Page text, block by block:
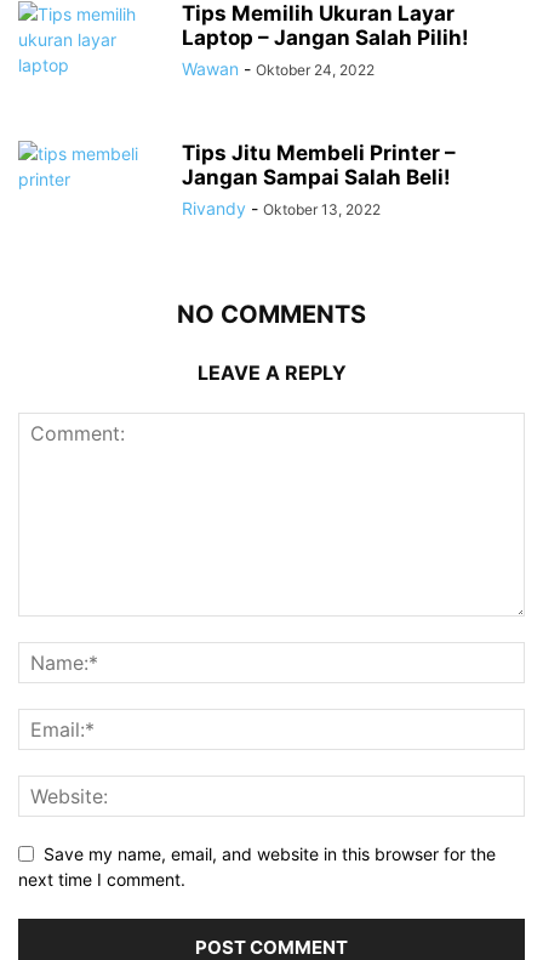
Tips Memilih Ukuran Layar
Laptop – Jangan Salah Pilih!
Wawan - Oktober 24, 2022
Tips Jitu Membeli Printer –
Jangan Sampai Salah Beli!
Rivandy - Oktober 13, 2022
NO COMMENTS
LEAVE A REPLY
Save my name, email, and website in this browser for the
next time I comment.